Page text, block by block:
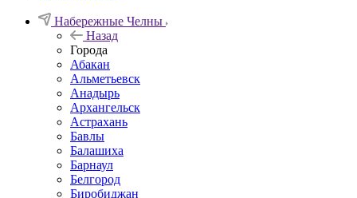
Набережные Челны
Назад
Города
Абакан
Альметьевск
Анадырь
Архангельск
Астрахань
Бавлы
Балашиха
Барнаул
Белгород
Биробиджан